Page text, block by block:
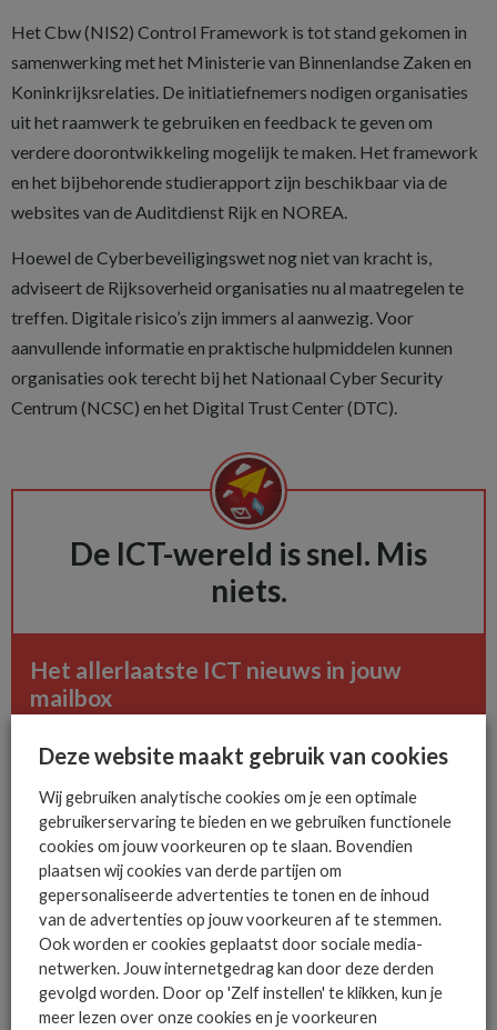
Het Cbw (NIS2) Control Framework is tot stand gekomen in
samenwerking met het Ministerie van Binnenlandse Zaken en
Koninkrijksrelaties. De initiatiefnemers nodigen organisaties
uit het raamwerk te gebruiken en feedback te geven om
verdere doorontwikkeling mogelijk te maken. Het framework
en het bijbehorende studierapport zijn beschikbaar via de
websites van de Auditdienst Rijk en NOREA.
Hoewel de Cyberbeveiligingswet nog niet van kracht is,
adviseert de Rijksoverheid organisaties nu al maatregelen te
treffen. Digitale risico’s zijn immers al aanwezig. Voor
aanvullende informatie en praktische hulpmiddelen kunnen
organisaties ook terecht bij het Nationaal Cyber Security
Centrum (NCSC) en het Digital Trust Center (DTC).
De ICT-wereld is snel. Mis
niets.
Het allerlaatste ICT nieuws in jouw
mailbox
AANMELDEN
MEER SECURITY NIEUWS
Deze website maakt gebruik van cookies
Wij gebruiken analytische cookies om je een optimale
gebruikerservaring te bieden en we gebruiken functionele
cookies om jouw voorkeuren op te slaan. Bovendien
plaatsen wij cookies van derde partijen om
gepersonaliseerde advertenties te tonen en de inhoud
van de advertenties op jouw voorkeuren af te stemmen.
Ook worden er cookies geplaatst door sociale media-
netwerken. Jouw internetgedrag kan door deze derden
gevolgd worden. Door op 'Zelf instellen' te klikken, kun je
meer lezen over onze cookies en je voorkeuren